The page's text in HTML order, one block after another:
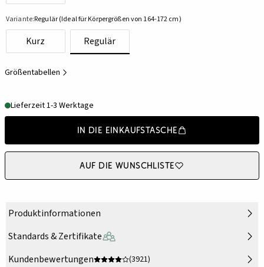
Variante:Regulär (Ideal für Körpergrößen von 164-172 cm)
Kurz Regulär
Größentabellen
Lieferzeit 1-3 Werktage
In die Einkaufstasche
Auf die Wunschliste
Produktinformationen
Standards & Zertifikate
Kundenbewertungen
(3921)